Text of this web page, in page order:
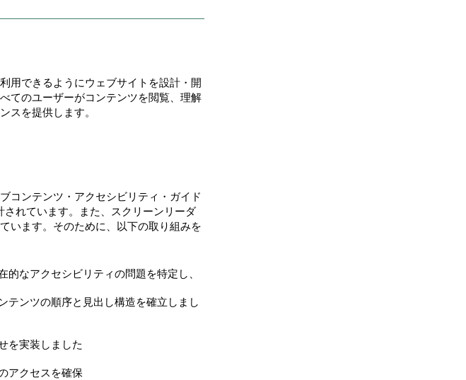
用できるようにウェブサイトを設計・開
てのユーザーがコンテンツを閲覧、理解
スを提供します。
コンテンツ・アクセシビリティ・ガイド
れています。また、スクリーンリーダ
います。そのために、以下の取り組みを
なアクセシビリティの問題を特定し、
テンツの順序と見出し構造を確立しまし
を実装しました
アクセスを確保